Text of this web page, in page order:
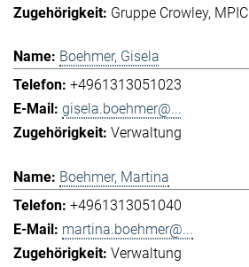
Gruppe Crowley MPIC
Boehmer, Gisela
+4961313051023
gisela.boehmer@...
Verwaltung
Boehmer, Martina
+4961313051040
martina.boehmer@...
Verwaltung